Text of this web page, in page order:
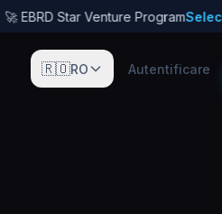
Star Venture ProgramSelected
🇷🇴RO Autentificare